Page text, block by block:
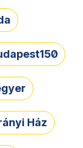
Ház